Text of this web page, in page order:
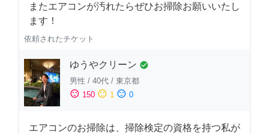
またエアコンが汚れたらぜひお掃除お願いいたし
ます！
依頼されたチケット
ゆうやクリーン check_circle
男性 / 40代 / 東京都
sentiment_satisfied 150 sentiment_neutral 1 sentiment_dissatisfied 0
エアコンのお掃除は、掃除検定の資格を持つ私が